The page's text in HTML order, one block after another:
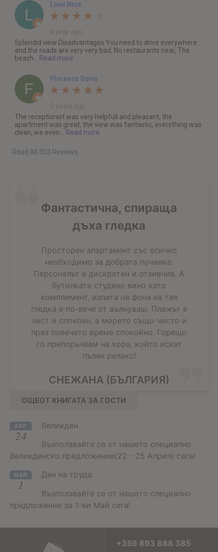
Liviu Nica
Splendid view Disadvantages You need to drive everywhere
and the roads are very very bad, No restaurants near, The
beach... Read more
Florescu Sorin
The receptionist was very helpfull and pleasant, the
apartment was great, the view was fantastic, everything was
clean, we even... Read more
Read All 303 Reviews
Фантастична, спираща
дъха гледка
Просторен апартамент със всичко
необходимо за добрата почивка.
Персоналът е дискретен и отзивчив. А
бутилката студено вино като
комплимент, изпита на фона на тая
гледка е по-вече от вълнуваш. Плажът е
чист и спокоен, а морето също чисто и
през повечето време спокойно. Горещо
го препоръчвам на хора, който искат
пълен релакс!
СНЕЖАНА (БЪЛГАРИЯ)
ОЩЕОТ КНИГАТА ЗА ГОСТИ
АПР
24
Великден
Възползвайте се от нашето специално
Великденско предложение(22 - 25 Април) сега!
МАЙ
1
Ден на труда
Възползвайте се от нашето специално
предложение за 1-ви Май сега!
+359 893 888 385